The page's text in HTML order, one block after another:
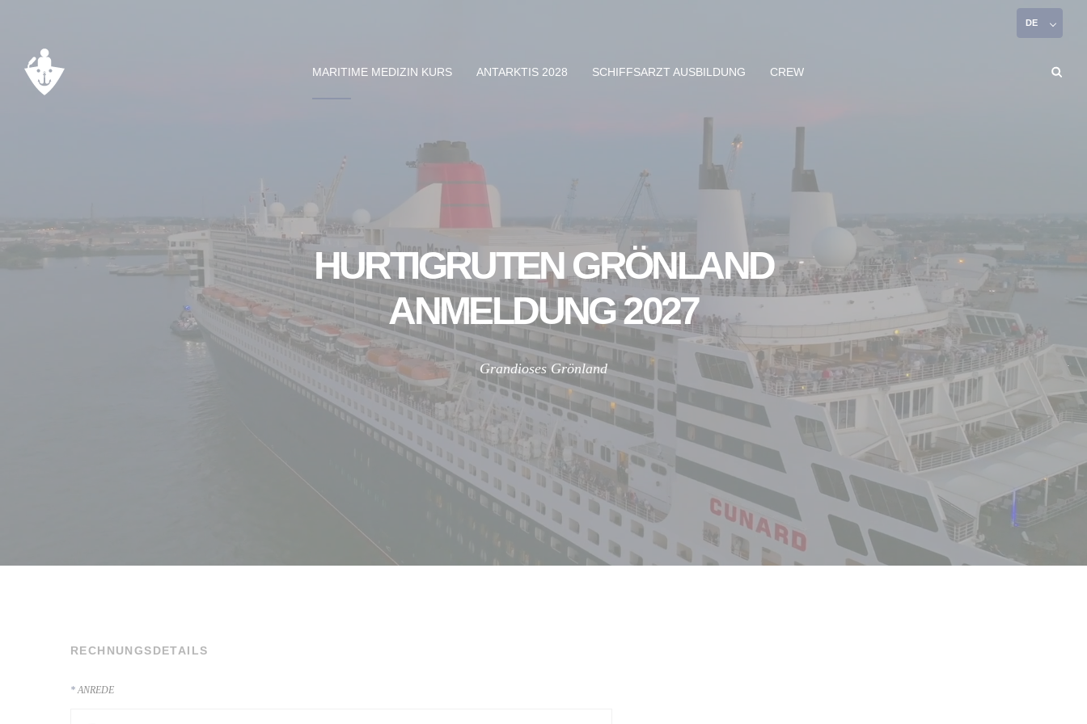
MARITIME MEDIZIN KURS ANTARKTIS 2028 SCHIFFSARZT AUSBILDUNG CREW
DE
HURTIGRUTEN GRÖNLAND
ANMELDUNG 2027
Grandioses Grönland
RECHNUNGSDETAILS
ANREDE